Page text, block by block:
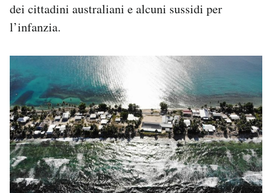
dei cittadini australiani e alcuni sussidi per
l’infanzia.